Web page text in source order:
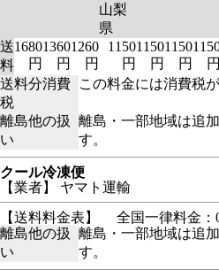
山梨
県
送
料
1680
円
1360
円
1260
円
1150
円
1150
円
1150
円
円
送料分消費
税
この料金には消費税
離島他の扱
い
離島・一部地域は追
す。
クール冷凍便
【業者】 ヤマト運輸
【送料料金表】
全国一律料金：
離島他の扱
い
離島・一部地域は追
す。